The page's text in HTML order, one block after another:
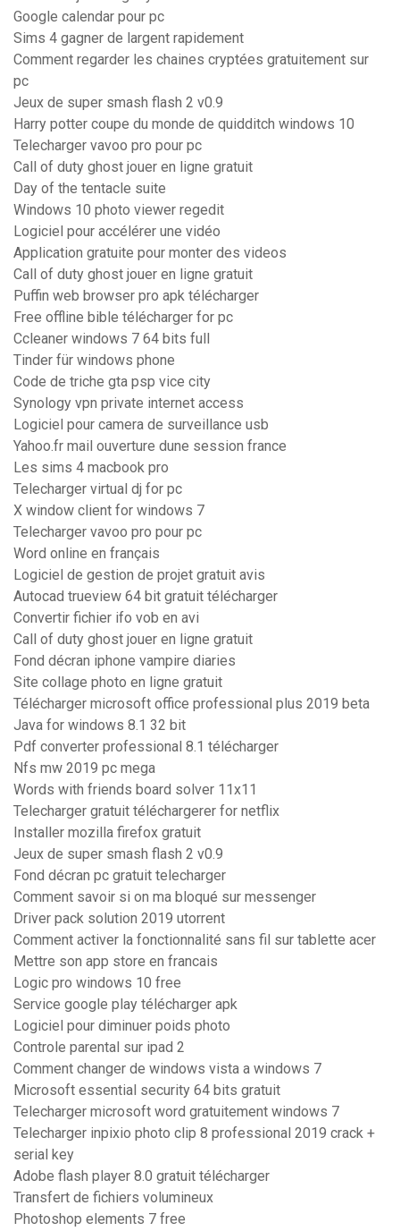
Google calendar pour pc
Sims 4 gagner de largent rapidement
Comment regarder les chaines cryptées gratuitement sur
pc
Jeux de super smash flash 2 v0.9
Harry potter coupe du monde de quidditch windows 10
Telecharger vavoo pro pour pc
Call of duty ghost jouer en ligne gratuit
Day of the tentacle suite
Windows 10 photo viewer regedit
Logiciel pour accélérer une vidéo
Application gratuite pour monter des videos
Call of duty ghost jouer en ligne gratuit
Puffin web browser pro apk télécharger
Free offline bible télécharger for pc
Ccleaner windows 7 64 bits full
Tinder für windows phone
Code de triche gta psp vice city
Synology vpn private internet access
Logiciel pour camera de surveillance usb
Yahoo.fr mail ouverture dune session france
Les sims 4 macbook pro
Telecharger virtual dj for pc
X window client for windows 7
Telecharger vavoo pro pour pc
Word online en français
Logiciel de gestion de projet gratuit avis
Autocad trueview 64 bit gratuit télécharger
Convertir fichier ifo vob en avi
Call of duty ghost jouer en ligne gratuit
Fond décran iphone vampire diaries
Site collage photo en ligne gratuit
Télécharger microsoft office professional plus 2019 beta
Java for windows 8.1 32 bit
Pdf converter professional 8.1 télécharger
Nfs mw 2019 pc mega
Words with friends board solver 11x11
Telecharger gratuit téléchargerer for netflix
Installer mozilla firefox gratuit
Jeux de super smash flash 2 v0.9
Fond décran pc gratuit telecharger
Comment savoir si on ma bloqué sur messenger
Driver pack solution 2019 utorrent
Comment activer la fonctionnalité sans fil sur tablette acer
Mettre son app store en francais
Logic pro windows 10 free
Service google play télécharger apk
Logiciel pour diminuer poids photo
Controle parental sur ipad 2
Comment changer de windows vista a windows 7
Microsoft essential security 64 bits gratuit
Telecharger microsoft word gratuitement windows 7
Telecharger inpixio photo clip 8 professional 2019 crack +
serial key
Adobe flash player 8.0 gratuit télécharger
Transfert de fichiers volumineux
Photoshop elements 7 free